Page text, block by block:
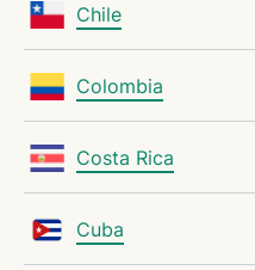
Chile
Colombia
Costa Rica
Cuba